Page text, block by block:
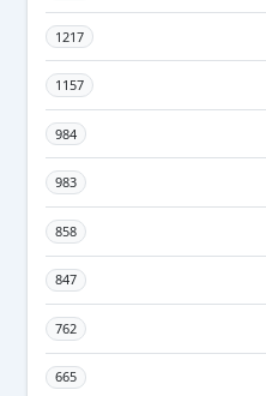
1217
1157
984
983
858
847
762
665